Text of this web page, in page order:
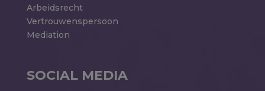
Arbeidsrecht
Vertrouwenspersoon
Mediation
SOCIAL MEDIA